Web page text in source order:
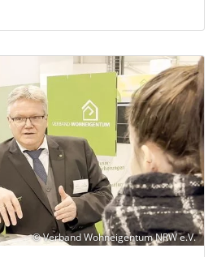
© Verband Wohneigentum NRW e.V.